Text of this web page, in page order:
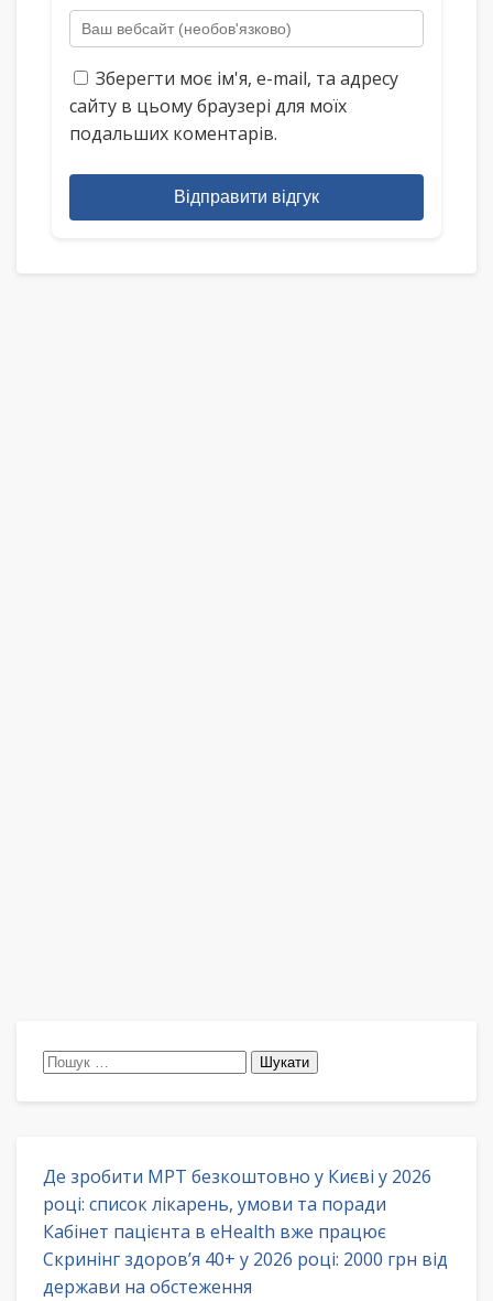
Зберегти моє ім'я, e-mail, та адресу
сайту в цьому браузері для моїх
подальших коментарів.
Відправити відгук
Пошук:
Де зробити МРТ безкоштовно у Києві у 2026
році: список лікарень, умови та поради
Кабінет пацієнта в eHealth вже працює
Скринінг здоров’я 40+ у 2026 році: 2000 грн від
держави на обстеження